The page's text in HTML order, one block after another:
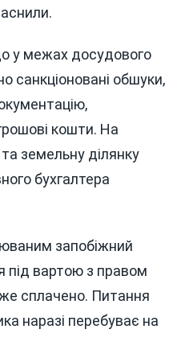
у межах досудового
санкціоновані обшуки,
кошти. На
земельну ділянку
бухгалтера
запобіжний
під вартою з правом
сплачено. Питання
наразі перебуває на